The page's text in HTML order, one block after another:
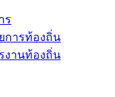
ร
การท้องถิ่น
งานท้องถิ่น